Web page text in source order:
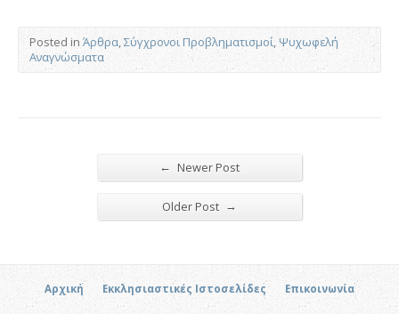
Posted in Άρθρα,Σύγχρονοι Προβληματισμοί,Ψυχωφελή
Αναγνώσματα
← Newer Post
Older Post →
Αρχική Εκκλησιαστικές Ιστοσελίδες Επικοινωνία